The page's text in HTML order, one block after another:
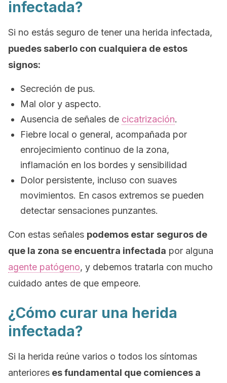
infectada?
Si no estás seguro de tener una herida infectada,
puedes saberlo con cualquiera de estos
signos:
Secreción de pus.
Mal olor y aspecto.
Ausencia de señales de cicatrización.
Fiebre local o general, acompañada por
enrojecimiento continuo de la zona,
inflamación en los bordes y sensibilidad
Dolor persistente, incluso con suaves
movimientos. En casos extremos se pueden
detectar sensaciones punzantes.
Con estas señales podemos estar seguros de
que la zona se encuentra infectada por alguna
agente patógeno, y debemos tratarla con mucho
cuidado antes de que empeore.
¿Cómo curar una herida
infectada?
Si la herida reúne varios o todos los síntomas
anteriores es fundamental que comiences a